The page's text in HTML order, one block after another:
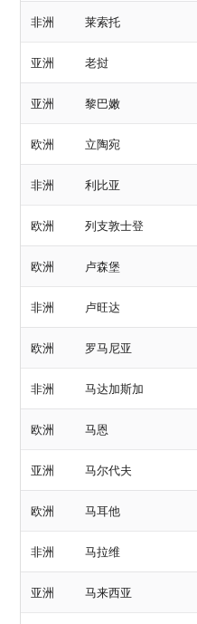
非洲 莱索托
亚洲 老挝
亚洲 黎巴嫩
欧洲 立陶宛
非洲 利比亚
欧洲 列支敦士登
欧洲 卢森堡
非洲 卢旺达
欧洲 罗马尼亚
非洲 马达加斯加
欧洲 马恩
亚洲 马尔代夫
欧洲 马耳他
非洲 马拉维
亚洲 马来西亚